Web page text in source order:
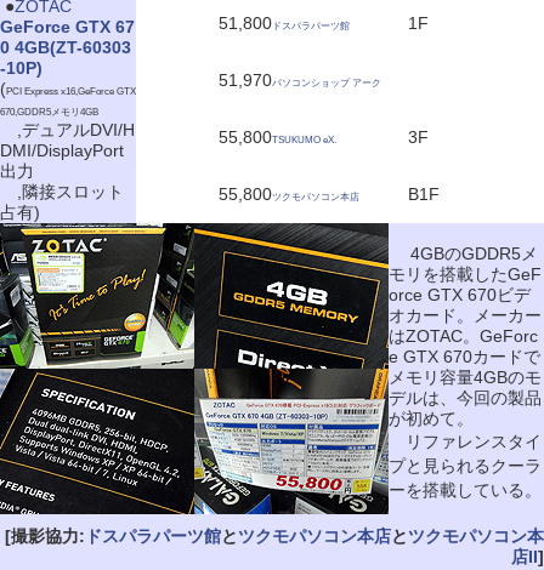
●ZOTAC
GeForce GTX 67
0 4GB(ZT-60303
-10P)
(PCI Express x16,GeForce GTX
670,GDDR5メモリ4GB
,デュアルDVI/H
DMI/DisplayPort
出力
,隣接スロット
占有)
51,800 ドスパラパーツ館 1F
51,970パソコンショップ アーク
55,800TSUKUMO eX. 3F
55,800ツクモパソコン本店 B1F
4GBのGDDR5メ
モリを搭載したGeF
orce GTX 670ビデ
オカード。メーカー
はZOTAC。GeForc
e GTX 670カードで
メモリ容量4GBのモ
デルは、今回の製品
が初めて。
リファレンスタイ
プと見られるクーラ
ーを搭載している。
[撮影協力: ドスパラパーツ館とツクモパソコン本店とツクモパソコン本
店II]